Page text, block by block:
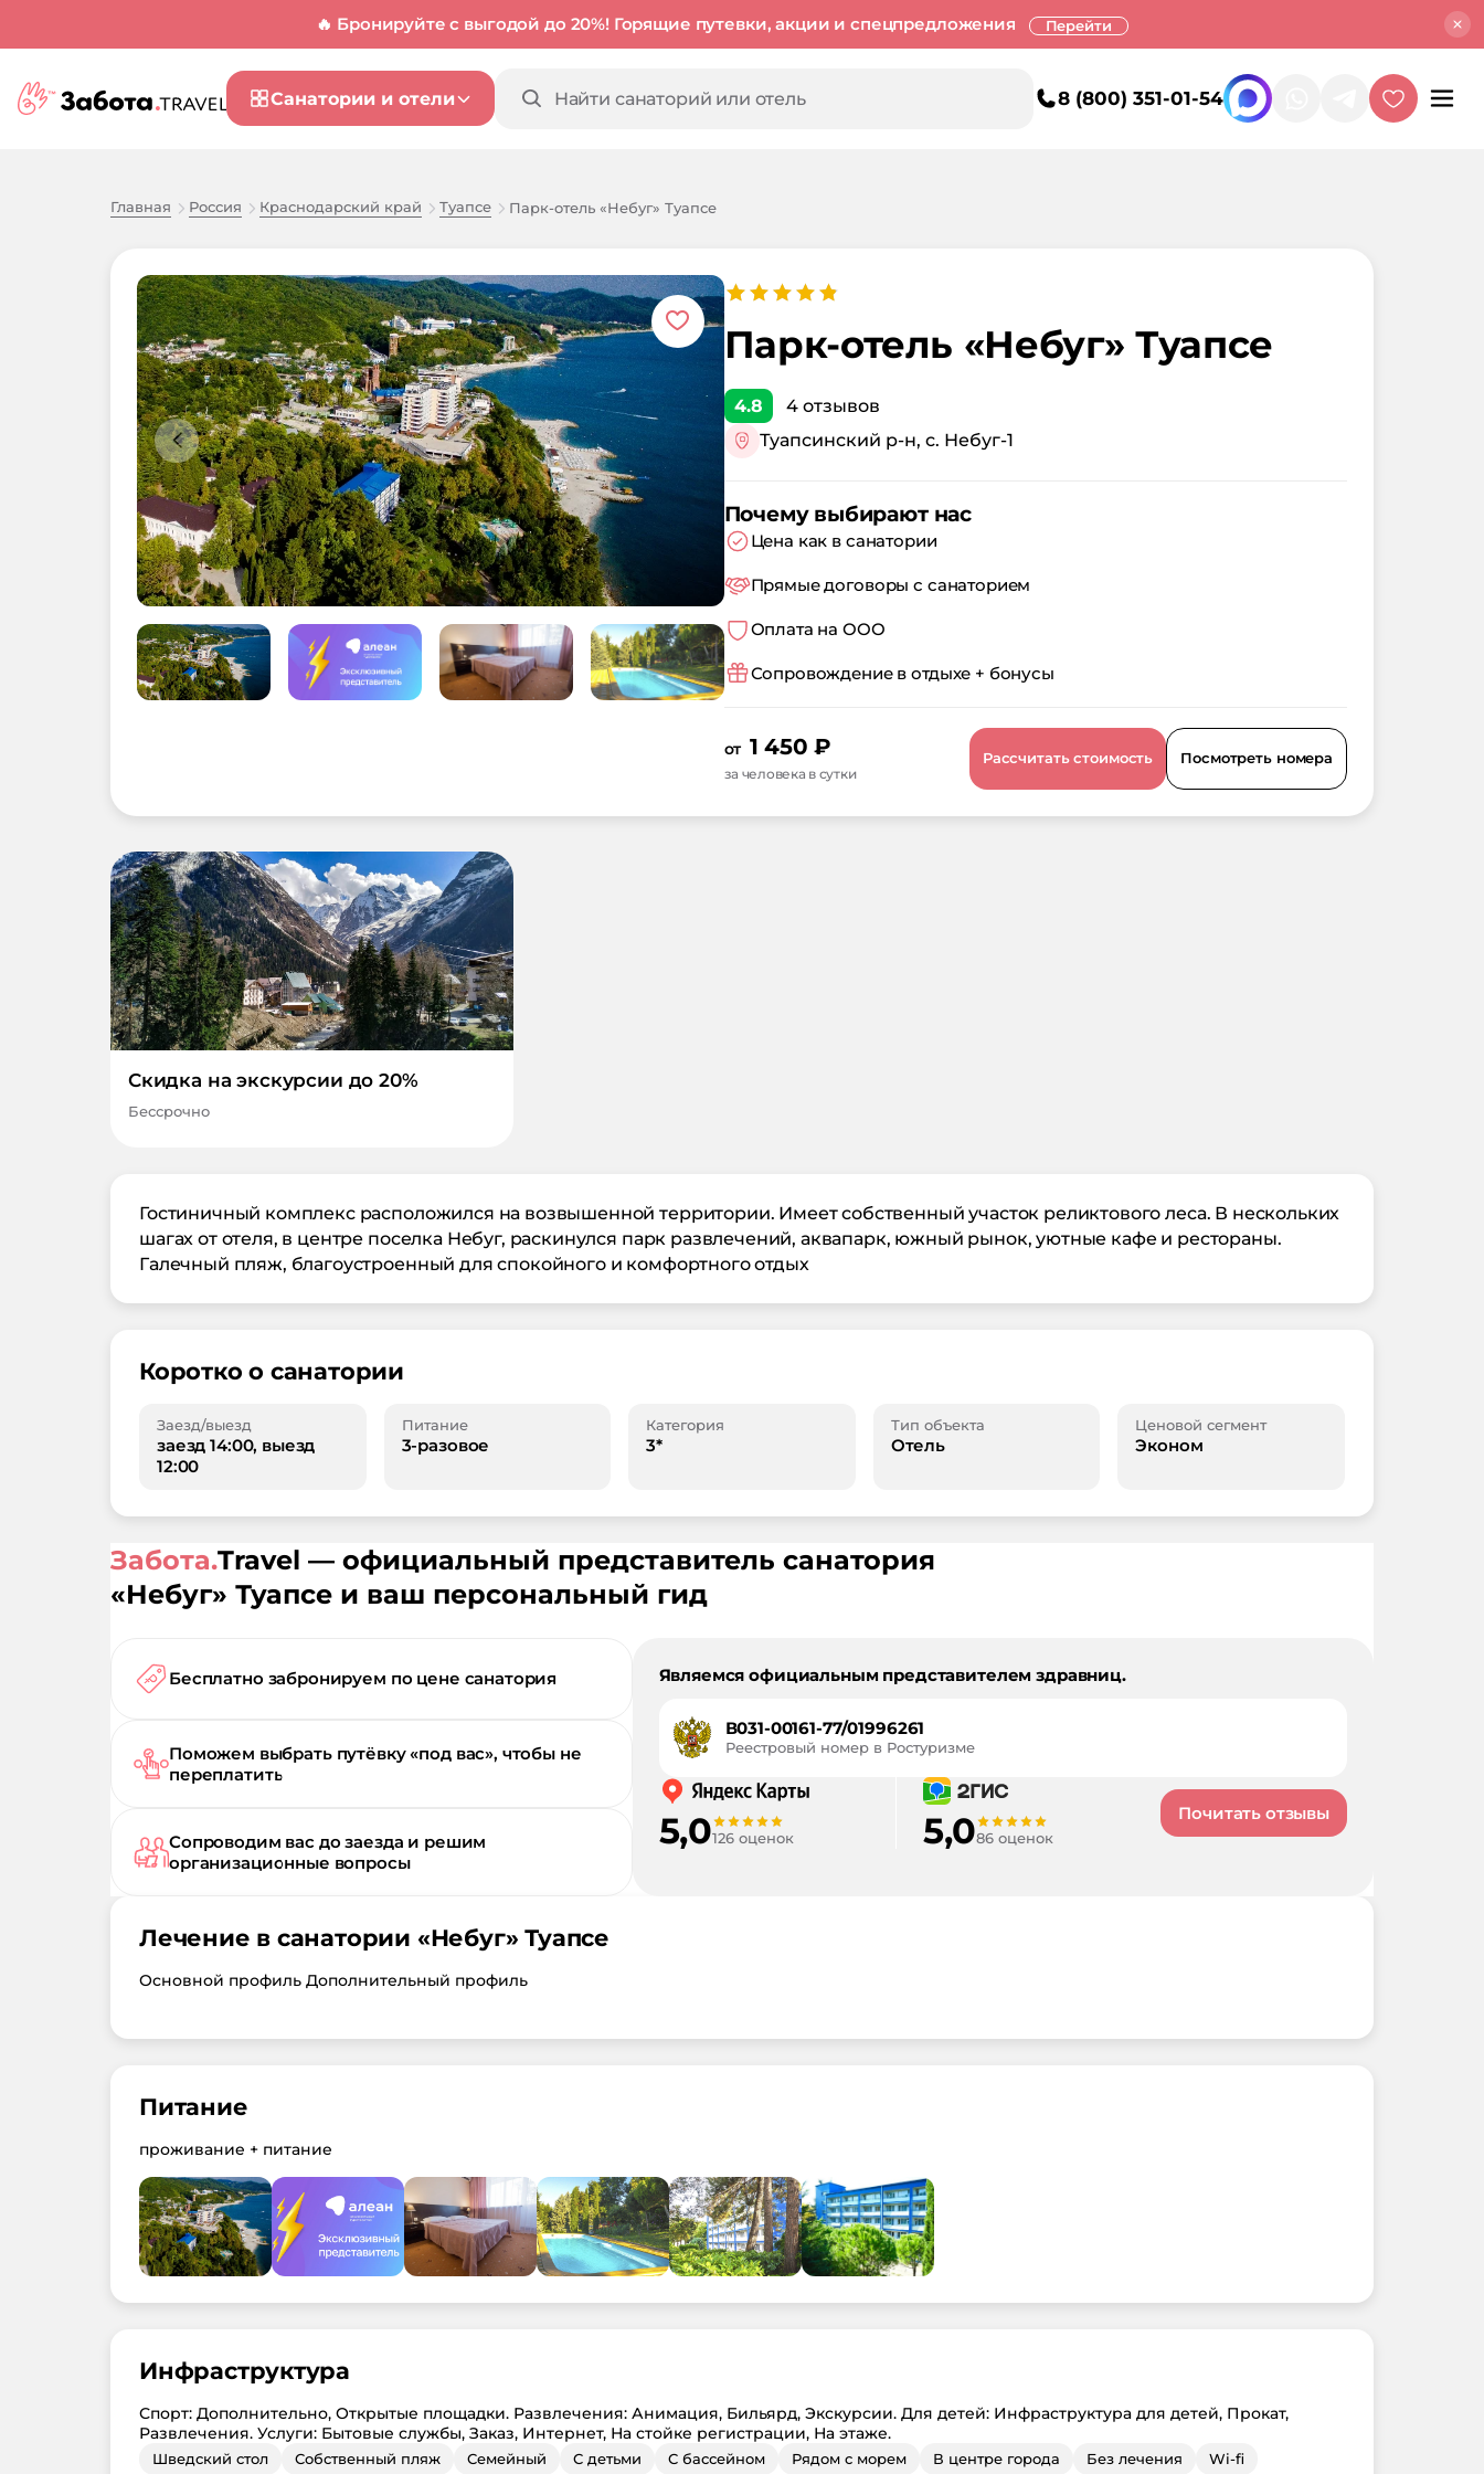
🔥 Бронируйте с выгодой до 20%! Горящие путевки, акции и спецпредложения Перейти
Санатории и отели 8 (800) 351-01-54
Главная Россия Краснодарский край Туапсе Парк-отель «Небуг» Туапсе
Парк-отель «Небуг» Туапсе
4.8 4отзывов
Туапсинский р-н, с. Небуг-1
Почему выбирают нас
Цена как в санатории
Прямые договоры с санаторием
Оплата на ООО
Сопровождение в отдыхе + бонусы
от 1 450 ₽
за человека в сутки
Рассчитать стоимость Посмотреть номера
Скидка на экскурсии до 20%
Бессрочно
Гостиничный комплекс расположился на возвышенной территории. Имеет собственный участок реликтового леса. В нескольких
шагах от отеля, в центре поселка Небуг, раскинулся парк развлечений, аквапарк, южный рынок, уютные кафе и рестораны.
Галечный пляж, благоустроенный для спокойного и комфортного отдых
Коротко о санатории
Заезд/выезд
заезд 14:00, выезд
12:00
Питание
3-разовое
Категория
3*
Тип объекта
Отель
Ценовой сегмент
Эконом
Забота.Travel — официальный представитель санатория
«Небуг» Туапсе и ваш персональный гид
Бесплатно забронируем по цене санатория
Поможем выбрать путёвку «под вас», чтобы не
переплатить
Сопроводим вас до заезда и решим
организационные вопросы
Являемся официальным представителем здравниц.
В031-00161-77/01996261
Реестровый номер в Ростуризме
5,0126 оценок 5,086 оценок
Почитать отзывы
Лечение в санатории «Небуг» Туапсе
Основной профиль Дополнительный профиль
Питание
проживание + питание
Инфраструктура
Спорт: Дополнительно, Открытые площадки. Развлечения: Анимация, Бильярд, Экскурсии. Для детей: Инфраструктура для детей, Прокат,
Развлечения. Услуги: Бытовые службы, Заказ, Интернет, На стойке регистрации, На этаже.
Шведский стол Собственный пляж Семейный С детьми С бассейном Рядом с морем В центре города Без лечения Wi-fi